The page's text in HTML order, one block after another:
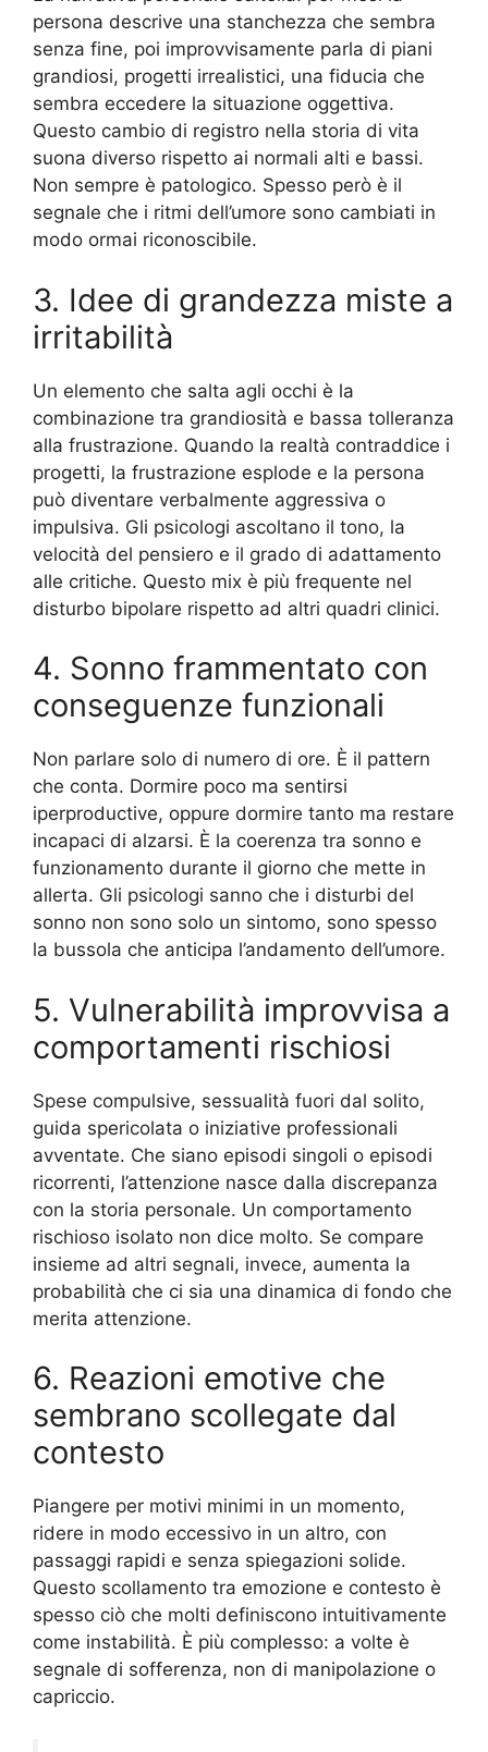
persona descrive una stanchezza che sembra
senza fine, poi improvvisamente parla di piani
grandiosi, progetti irrealistici, una fiducia che
sembra eccedere la situazione oggettiva.
Questo cambio di registro nella storia di vita
suona diverso rispetto ai normali alti e bassi.
Non sempre è patologico. Spesso però è il
segnale che i ritmi dell’umore sono cambiati in
modo ormai riconoscibile.
3. Idee di grandezza miste a
irritabilità
Un elemento che salta agli occhi è la
combinazione tra grandiosità e bassa tolleranza
alla frustrazione. Quando la realtà contraddice i
progetti, la frustrazione esplode e la persona
può diventare verbalmente aggressiva o
impulsiva. Gli psicologi ascoltano il tono, la
velocità del pensiero e il grado di adattamento
alle critiche. Questo mix è più frequente nel
disturbo bipolare rispetto ad altri quadri clinici.
4. Sonno frammentato con
conseguenze funzionali
Non parlare solo di numero di ore. È il pattern
che conta. Dormire poco ma sentirsi
iperproductive, oppure dormire tanto ma restare
incapaci di alzarsi. È la coerenza tra sonno e
funzionamento durante il giorno che mette in
allerta. Gli psicologi sanno che i disturbi del
sonno non sono solo un sintomo, sono spesso
la bussola che anticipa l’andamento dell’umore.
5. Vulnerabilità improvvisa a
comportamenti rischiosi
Spese compulsive, sessualità fuori dal solito,
guida spericolata o iniziative professionali
avventate. Che siano episodi singoli o episodi
ricorrenti, l’attenzione nasce dalla discrepanza
con la storia personale. Un comportamento
rischioso isolato non dice molto. Se compare
insieme ad altri segnali, invece, aumenta la
probabilità che ci sia una dinamica di fondo che
merita attenzione.
6. Reazioni emotive che
sembrano scollegate dal
contesto
Piangere per motivi minimi in un momento,
ridere in modo eccessivo in un altro, con
passaggi rapidi e senza spiegazioni solide.
Questo scollamento tra emozione e contesto è
spesso ciò che molti definiscono intuitivamente
come instabilità. È più complesso: a volte è
segnale di sofferenza, non di manipolazione o
capriccio.